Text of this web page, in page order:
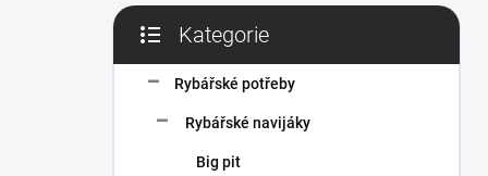
P
s
kategorie
Kategorie
Rybářské potřeby
Rybářské navijáky
Big pit